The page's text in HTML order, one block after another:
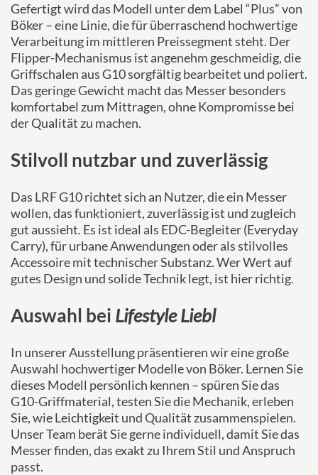
Gefertigt wird das Modell unter dem Label “Plus” von
Böker – eine Linie, die für überraschend hochwertige
Verarbeitung im mittleren Preissegment steht. Der
Flipper-Mechanismus ist angenehm geschmeidig, die
Griffschalen aus G10 sorgfältig bearbeitet und poliert.
Das geringe Gewicht macht das Messer besonders
komfortabel zum Mittragen, ohne Kompromisse bei
der Qualität zu machen.
Stilvoll nutzbar und zuverlässig
Das LRF G10 richtet sich an Nutzer, die ein Messer
wollen, das funktioniert, zuverlässig ist und zugleich
gut aussieht. Es ist ideal als EDC-Begleiter (Everyday
Carry), für urbane Anwendungen oder als stilvolles
Accessoire mit technischer Substanz. Wer Wert auf
gutes Design und solide Technik legt, ist hier richtig.
Auswahl bei Lifestyle Liebl
In unserer Ausstellung präsentieren wir eine große
Auswahl hochwertiger Modelle von Böker. Lernen Sie
dieses Modell persönlich kennen – spüren Sie das
G10-Griffmaterial, testen Sie die Mechanik, erleben
Sie, wie Leichtigkeit und Qualität zusammenspielen.
Unser Team berät Sie gerne individuell, damit Sie das
Messer finden, das exakt zu Ihrem Stil und Anspruch
passt.